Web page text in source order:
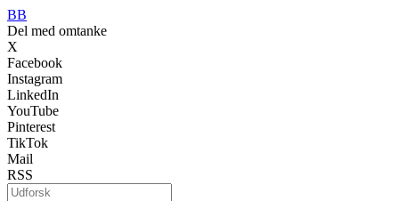
BB
Del med omtanke
X
Facebook
Instagram
LinkedIn
YouTube
Pinterest
TikTok
Mail
RSS